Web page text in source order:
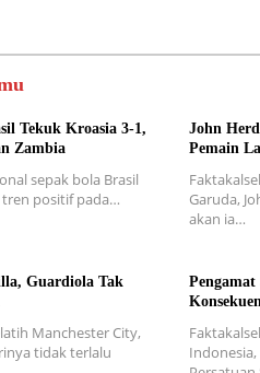
Tekuk Kroasia 3-1,
Zambia
sepak bola Brasil
positif pada…
John
Pemain
Garuda,
akan ia…
Guardiola Tak
Manchester City,
tidak terlalu